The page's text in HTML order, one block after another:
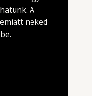
A
neked